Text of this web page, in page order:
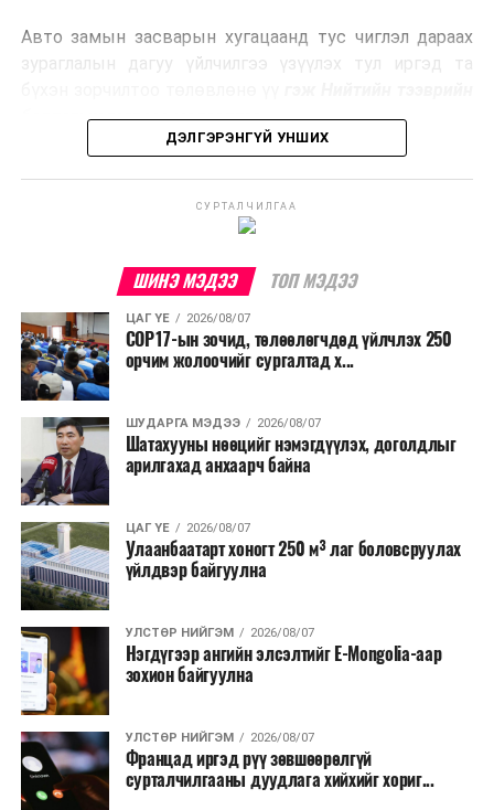
Ийнхүү лаг хатаах, шатаах технологийг лагийн
улсад өргөн ашиглаж байна.
Авто замын засварын хугацаанд тус чиглэл дараах
зураглалын дагуу үйлчилгээ үзүүлэх тул иргэд та
бодлогын газраас мэдээллээ.
ДЭЛГЭРЭНГҮЙ УНШИХ
СУРТАЛЧИЛГАА
ШИНЭ МЭДЭЭ ТОП МЭДЭЭ
ЦАГ ҮЕ 2026/08/07
COP17-ын зочид, төлөөлөгчдөд үйлчлэх 250
орчим жолоочийг сургалтад х...
ШУДАРГА МЭДЭЭ 2026/08/07
Шатахууны нөөцийг нэмэгдүүлэх, доголдлыг
арилгахад анхаарч байна
ЦАГ ҮЕ 2026/08/07
Улаанбаатарт хоногт 250 м³ лаг боловсруулах
үйлдвэр байгуулна
УЛСТӨР НИЙГЭМ 2026/08/07
Нэгдүгээр ангийн элсэлтийг E-Mongolia-аар
зохион байгуулна
УЛСТӨР НИЙГЭМ 2026/08/07
Францад иргэд рүү зөвшөөрөлгүй
сурталчилгааны дуудлага хийхийг хориг...